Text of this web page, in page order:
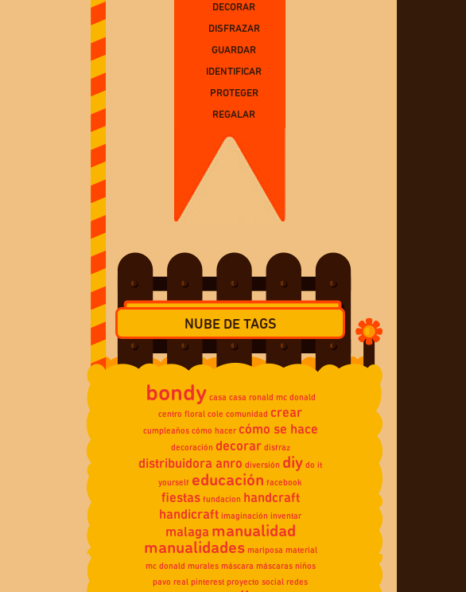
DECORAR
DISFRAZAR
GUARDAR
IDENTIFICAR
PROTEGER
REGALAR
NUBE DE TAGS
bondy casa casa ronald mc donald
centro floral cole comunidad crear
cumpleaños cómo hacer cómo se hace
decoración decorar disfraz
distribuidora anro diversión diy do it
yourself educación facebook
fiestas fundacion handcraft
handicraft imaginación inventar
malaga manualidad
manualidades mariposa material
mc donald murales máscara máscaras niños
pavo real pinterest proyecto social redes